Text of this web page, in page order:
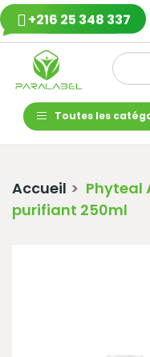
+216 25 348 337
Toutes les
Accueil
Phyteal
purifiant 250ml